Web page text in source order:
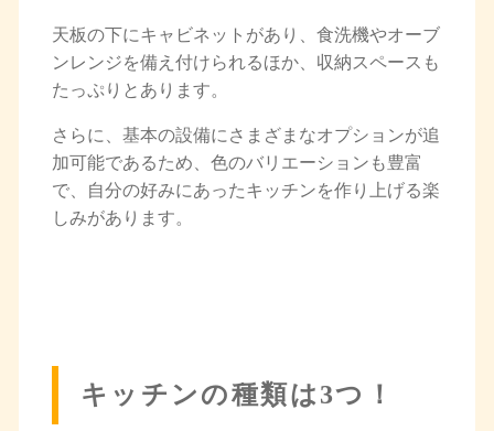
天板の下にキャビネットがあり、食洗機やオーブ
ンレンジを備え付けられるほか、収納スペースも
たっぷりとあります。
さらに、基本の設備にさまざまなオプションが追
加可能であるため、色のバリエーションも豊富
で、自分の好みにあったキッチンを作り上げる楽
しみがあります。
キッチンの種類は3つ！